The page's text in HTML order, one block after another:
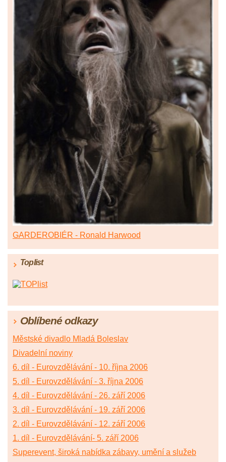
GARDEROBIÉR - Ronald Harwood
Toplist
Oblíbené odkazy
Městské divadlo Mladá Boleslav
Divadelní noviny
6. díl - Eurovzdělávání - 10. října 2006
5. díl - Eurovzdělávání - 3. října 2006
4. díl - Eurovzdělávání - 26. září 2006
3. díl - Eurovzdělávání - 19. září 2006
2. díl - Eurovzdělávání - 12. září 2006
1. díl - Eurovzdělávání- 5. září 2006
Superevent, široká nabídka zábavy, umění a služeb